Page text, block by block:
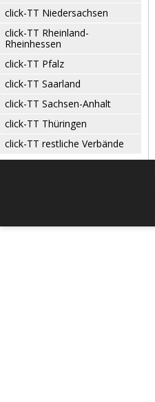
click-TT Niedersachsen
click-TT Rheinland-
Rheinhessen
click-TT Pfalz
click-TT Saarland
click-TT Sachsen-Anhalt
click-TT Thüringen
click-TT restliche Verbände